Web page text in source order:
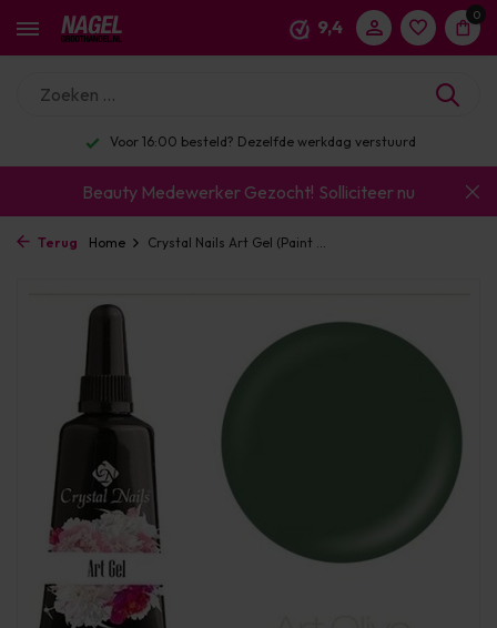
9,4
0
Voor 16:00 besteld? Dezelfde werkdag verstuurd
Beauty Medewerker Gezocht! Solliciteer nu
Terug Home Crystal Nails Art Gel (Paint ...